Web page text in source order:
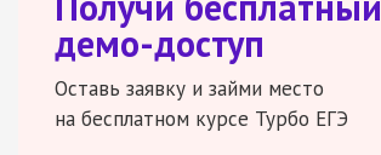
демо-доступ
Оставь заявку и займи место
на бесплатном курсе Турбо ЕГЭ